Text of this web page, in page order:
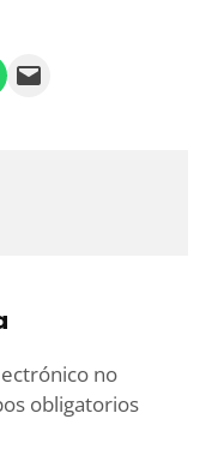
Email
no
obligatorios